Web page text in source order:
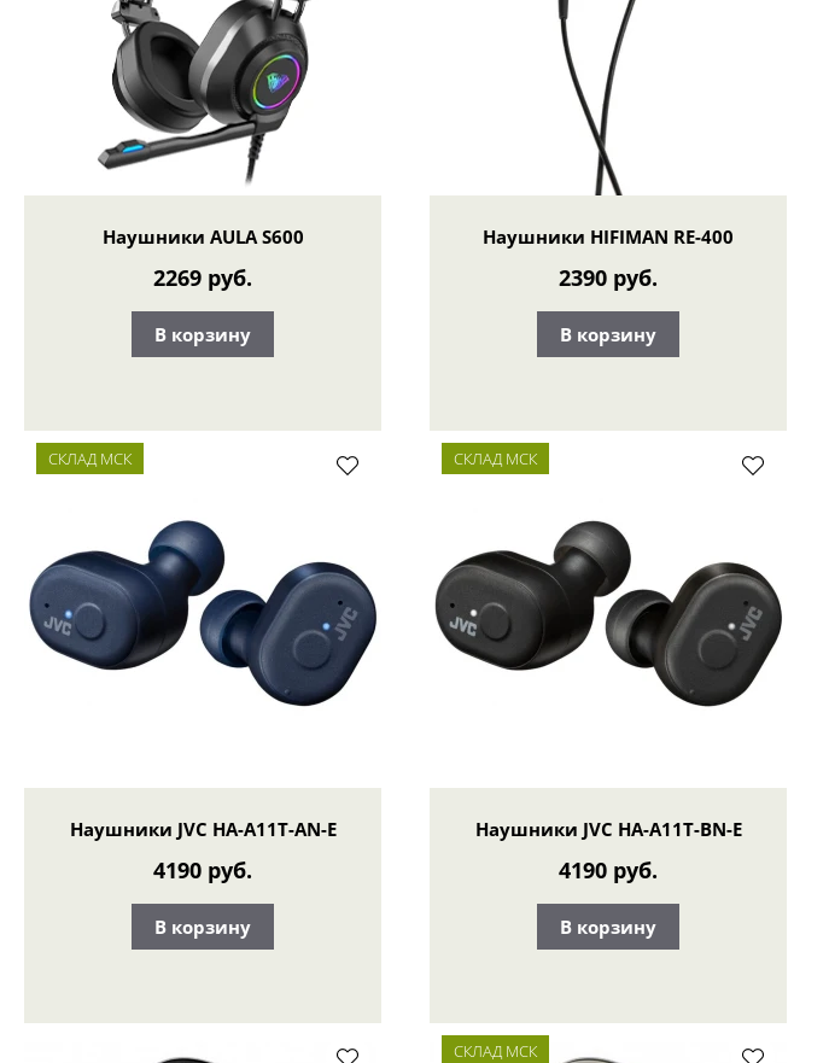
Наушники AULA S600
2269 руб.
В корзину
Наушники HIFIMAN RE-400
2390 руб.
В корзину
СКЛАД МСК
Наушники JVC HA-A11T-AN-E
4190 руб.
В корзину
СКЛАД МСК
Наушники JVC HA-A11T-BN-E
4190 руб.
В корзину
СКЛАД МСК